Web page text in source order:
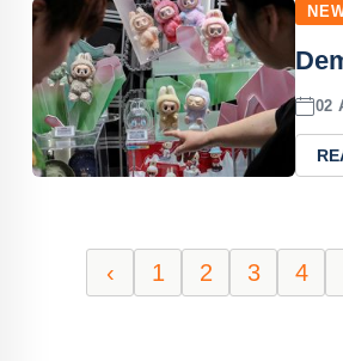
02
‹ 1 2 3 4